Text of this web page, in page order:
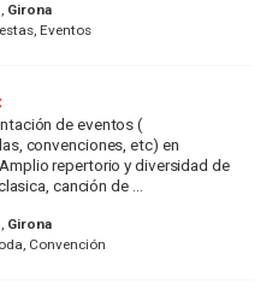
Girona
Eventos
de eventos (
convenciones, etc) en
repertorio y diversidad de
canción de ...
Girona
Convención